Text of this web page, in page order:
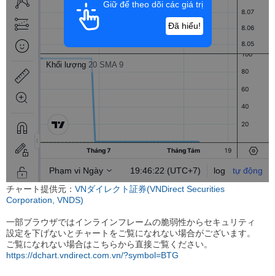
チャート提供元： VNダイレクト証券(VNDirect Securities
Corporation, VNDS)
一部ブラウザではインラインフレームの脆弱性からセキュリティ
設定を下げないとチャートをご覧になれない場合がございます。
ご覧になれない場合はこちらから直接ご覧ください。
https://dchart.vndirect.com.vn/?symbol=BTG